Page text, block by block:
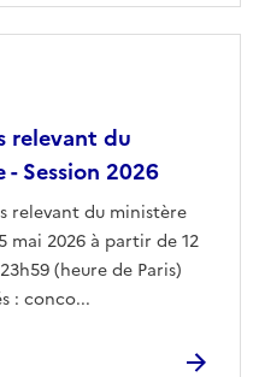
relevant du
Session 2026
relevant du ministère
mai 2026 à partir de 12
(heure de Paris)
: conco...